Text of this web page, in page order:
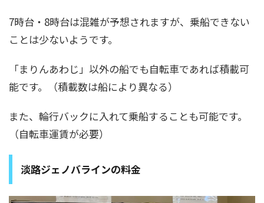
7時台・8時台は混雑が予想されますが、乗船できない
ことは少ないようです。
「まりんあわじ」以外の船でも自転車であれば積載可
能です。（積載数は船により異なる）
また、輪行バックに入れて乗船することも可能です。
（自転車運賃が必要）
淡路ジェノバラインの料金